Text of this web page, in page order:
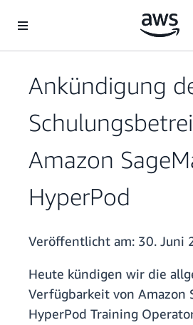
Überspringen zum Hauptinhalt
Ankündigung
Amazon
HyperPod
Veröffentlicht am: 30. Juni
Heute kündigen wir die
Verfügbarkeit von Amazon
HyperPod Training